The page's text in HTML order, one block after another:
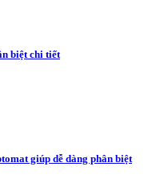
biệt chi tiết
giúp dễ dàng phân biệt